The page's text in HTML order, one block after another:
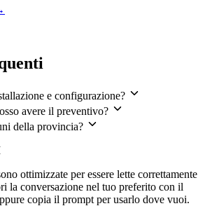
e configurazione?
avere il preventivo?
della provincia?
ottimizzate per essere lette correttamente
la conversazione nel tuo preferito con il
copia il prompt per usarlo dove vuoi.